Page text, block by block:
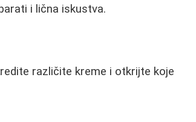
i lična iskustva.
različite kreme i otkrijte koje